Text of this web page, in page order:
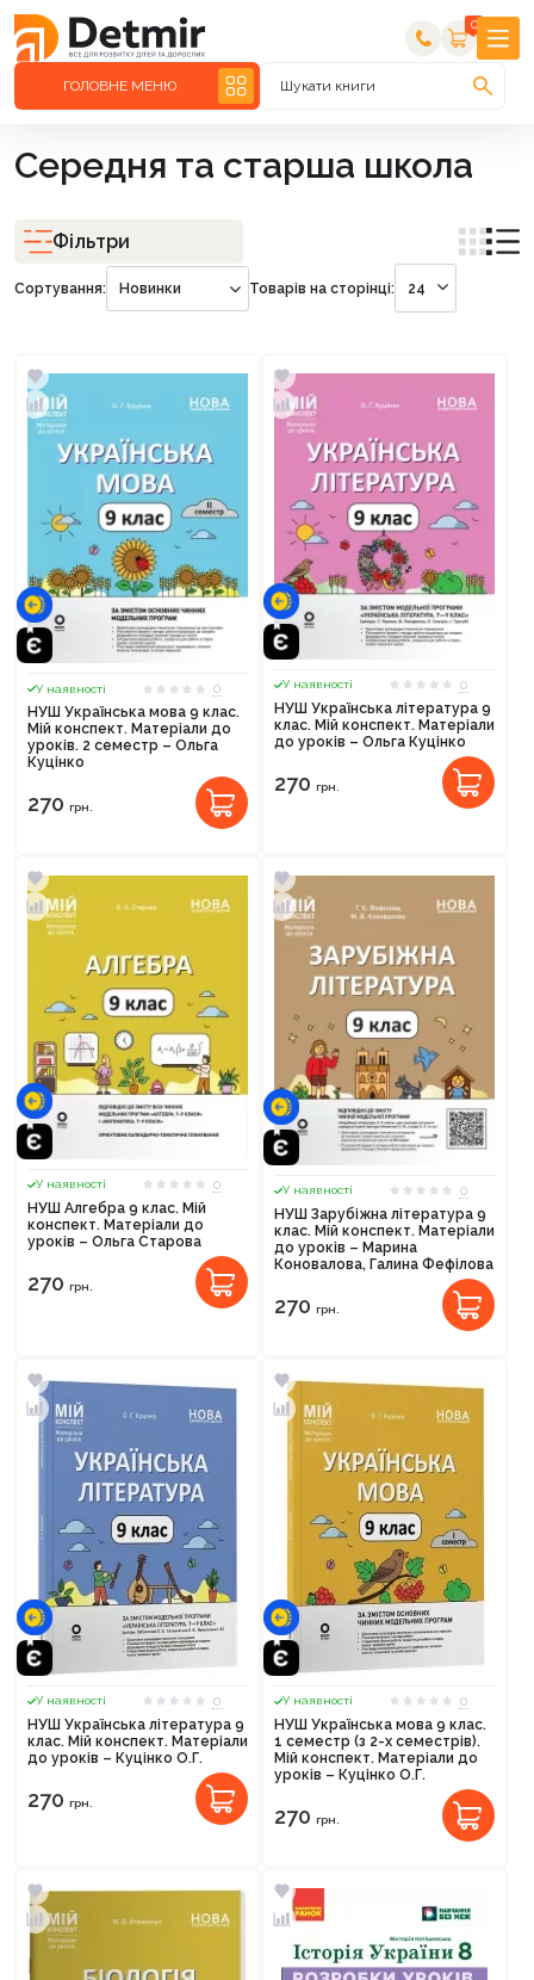
0
ГОЛОВНЕ МЕНЮ Шукати книги
Середня та старша школа
Фільтри
Сортування: Новинки Товарів на сторінці: 24
У наявності
0
НУШ Українська мова 9 клас.
Мій конспект. Матеріали до
уроків. 2 семестр – Ольга
Куцінко
270 грн.
У наявності
0
НУШ Українська література 9
клас. Мій конспект. Матеріали
до уроків – Ольга Куцінко
270 грн.
У наявності
0
НУШ Алгебра 9 клас. Мій
конспект. Матеріали до
уроків – Ольга Старова
270 грн.
У наявності
0
НУШ Зарубіжна література 9
клас. Мій конспект. Матеріали
до уроків – Марина
Коновалова, Галина Фефілова
270 грн.
У наявності
0
НУШ Українська література 9
клас. Мій конспект. Матеріали
до уроків – Куцінко О.Г.
270 грн.
У наявності
0
НУШ Українська мова 9 клас.
1 семестр (з 2-х семестрів).
Мій конспект. Матеріали до
уроків – Куцінко О.Г.
270 грн.